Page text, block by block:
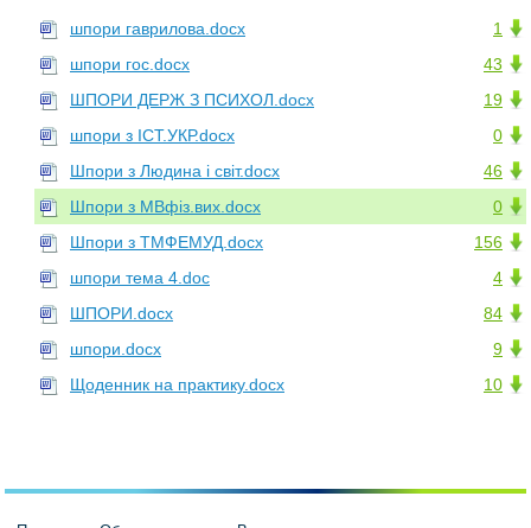
1
шпори гаврилова.docx
43
шпори гос.docx
19
ШПОРИ ДЕРЖ З ПСИХОЛ.docx
0
шпори з ІСТ.УКР.docx
46
Шпори з Людина і світ.docx
0
Шпори з МВфіз.вих.docx
156
Шпори з ТМФЕМУД.docx
4
шпори тема 4.doc
84
ШПОРИ.docx
9
шпори.docx
10
Щоденник на практику.docx